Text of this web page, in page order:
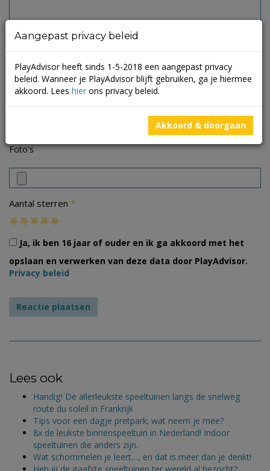
Foto's
Aantal sterren *
Ja, ik ben 16 jaar of ouder en ik ga akkoord met het
opslaan en verwerken van deze data door PlayAdvisor.
Privacy beleid
Lees ook
Handig! De allerleukste speeltuinen langs de snelweg
route du soleil in Frankrijk
Tips voor een dagje pretpark; wat neem je mee?
8x de leukste binnenspeeltuin in Nederland! Indoor
speeltuinen die anders zijn.
Wat schommelen je leert…, en dat is meer dan je denkt!
Aangepast privacy beleid
PlayAdvisor heeft sinds 1-5-2018 een aangepast privacy
beleid. Wanneer je PlayAdvisor blijft gebruiken, ga je hiermee
akkoord. Lees hier ons privacy beleid.
Akkoord & doorgaan